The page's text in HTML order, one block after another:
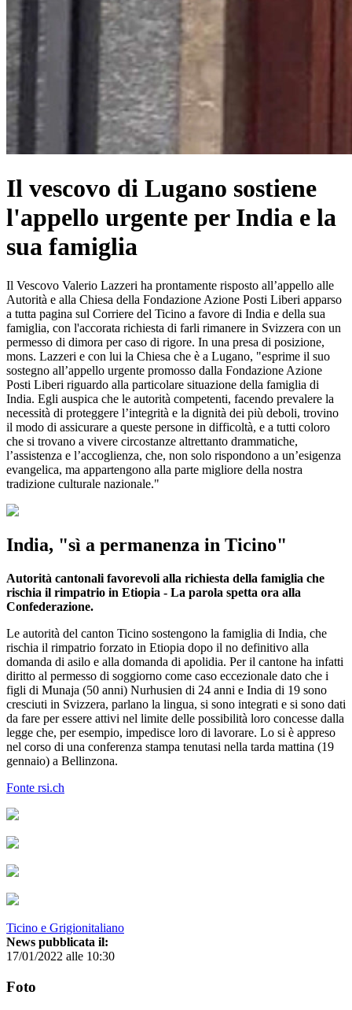
Il vescovo di Lugano sostiene
l'appello urgente per India e la
sua famiglia
Il Vescovo Valerio Lazzeri ha prontamente risposto all’appello alle
Autorità e alla Chiesa della Fondazione Azione Posti Liberi apparso
a tutta pagina sul Corriere del Ticino a favore di India e della sua
famiglia, con l'accorata richiesta di farli rimanere in Svizzera con un
permesso di dimora per caso di rigore. In una presa di posizione,
mons. Lazzeri e con lui la Chiesa che è a Lugano, "esprime il suo
sostegno all’appello urgente promosso dalla Fondazione Azione
Posti Liberi riguardo alla particolare situazione della famiglia di
India. Egli auspica che le autorità competenti, facendo prevalere la
necessità di proteggere l’integrità e la dignità dei più deboli, trovino
il modo di assicurare a queste persone in difficoltà, e a tutti coloro
che si trovano a vivere circostanze altrettanto drammatiche,
l’assistenza e l’accoglienza, che, non solo rispondono a un’esigenza
evangelica, ma appartengono alla parte migliore della nostra
tradizione culturale nazionale."
India, "sì a permanenza in Ticino"
Autorità cantonali favorevoli alla richiesta della famiglia che
rischia il rimpatrio in Etiopia - La parola spetta ora alla
Confederazione.
Le autorità del canton Ticino sostengono la famiglia di India, che
rischia il rimpatrio forzato in Etiopia dopo il no definitivo alla
domanda di asilo e alla domanda di apolidia. Per il cantone ha infatti
diritto al permesso di soggiorno come caso eccezionale dato che i
figli di Munaja (50 anni) Nurhusien di 24 anni e India di 19 sono
cresciuti in Svizzera, parlano la lingua, si sono integrati e si sono dati
da fare per essere attivi nel limite delle possibilità loro concesse dalla
legge che, per esempio, impedisce loro di lavorare. Lo si è appreso
nel corso di una conferenza stampa tenutasi nella tarda mattina (19
gennaio) a Bellinzona.
Fonte rsi.ch
Ticino e Grigionitaliano
News pubblicata il:
17/01/2022 alle 10:30
Foto